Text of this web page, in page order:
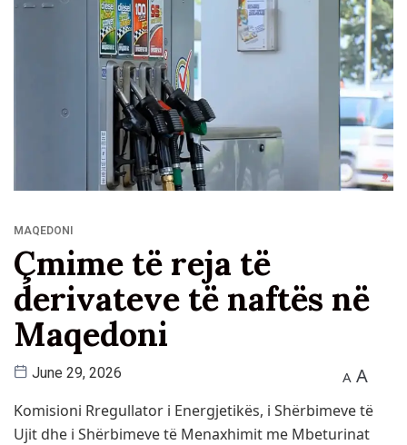
MAQEDONI
Çmime të reja të
derivateve të naftës në
Maqedoni
June 29, 2026 A A
Komisioni Rregullator i Energjetikës, i Shërbimeve të
Ujit dhe i Shërbimeve të Menaxhimit me Mbeturinat